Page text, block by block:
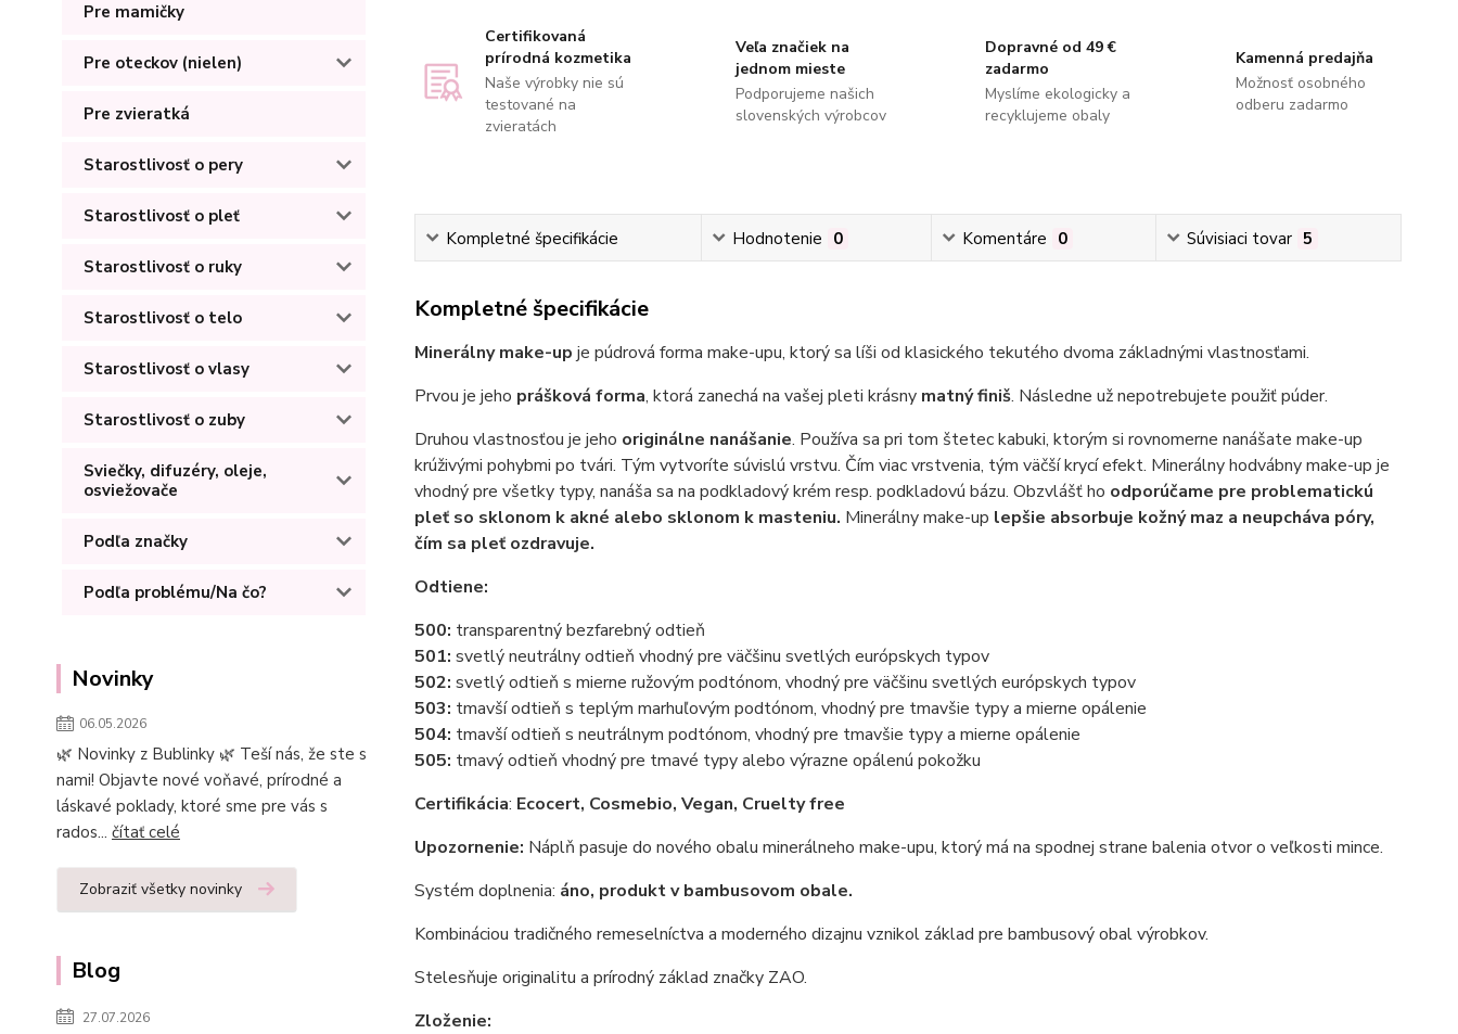
Pre mamičky
Pre oteckov (nielen)
Pre zvieratká
Starostlivosť o pery
Starostlivosť o pleť
Starostlivosť o ruky
Starostlivosť o telo
Starostlivosť o vlasy
Starostlivosť o zuby
Sviečky, difuzéry, oleje,
osviežovače
Podľa značky
Podľa problému/Na čo?
Novinky
06.05.2026
🌿 Novinky z Bublinky 🌿 Teší nás, že ste s
nami! Objavte nové voňavé, prírodné a
láskavé poklady, ktoré sme pre vás s
rados... čítať celé
Zobraziť všetky novinky
Blog
27.07.2026
Certifikovaná
prírodná kozmetika
Naše výrobky nie sú
testované na
zvieratách
Veľa značiek na
jednom mieste
Podporujeme našich
slovenských výrobcov
Dopravné od 49 €
zadarmo
Myslíme ekologicky a
recyklujeme obaly
Kamenná predajňa
Možnosť osobného
odberu zadarmo
Kompletné špecifikácie Hodnotenie 0 Komentáre 0 Súvisiaci tovar 5
Kompletné špecifikácie
Minerálny make-up je púdrová forma make-upu, ktorý sa líši od klasického tekutého dvoma základnými vlastnosťami.
Prvou je jeho prášková forma, ktorá zanechá na vašej pleti krásny matný finiš. Následne už nepotrebujete použiť púder.
Druhou vlastnosťou je jeho originálne nanášanie. Používa sa pri tom štetec kabuki, ktorým si rovnomerne nanášate make-up
krúživými pohybmi po tvári. Tým vytvoríte súvislú vrstvu. Čím viac vrstvenia, tým väčší krycí efekt. Minerálny hodvábny make-up je
vhodný pre všetky typy, nanáša sa na podkladový krém resp. podkladovú bázu. Obzvlášť ho odporúčame pre problematickú
pleť so sklonom k akné alebo sklonom k masteniu. Minerálny make-up lepšie absorbuje kožný maz a neupcháva póry,
čím sa pleť ozdravuje.
Odtiene:
500: transparentný bezfarebný odtieň
501: svetlý neutrálny odtieň vhodný pre väčšinu svetlých európskych typov
502: svetlý odtieň s mierne ružovým podtónom, vhodný pre väčšinu svetlých európskych typov
503: tmavší odtieň s teplým marhuľovým podtónom, vhodný pre tmavšie typy a mierne opálenie
504: tmavší odtieň s neutrálnym podtónom, vhodný pre tmavšie typy a mierne opálenie
505: tmavý odtieň vhodný pre tmavé typy alebo výrazne opálenú pokožku
Certifikácia: Ecocert, Cosmebio, Vegan, Cruelty free
Upozornenie: Náplň pasuje do nového obalu minerálneho make-upu, ktorý má na spodnej strane balenia otvor o veľkosti mince.
Systém doplnenia: áno, produkt v bambusovom obale.
Kombináciou tradičného remeselníctva a moderného dizajnu vznikol základ pre bambusový obal výrobkov.
Stelesňuje originalitu a prírodný základ značky ZAO.
Zloženie: